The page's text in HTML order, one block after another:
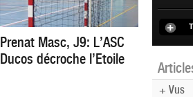
Prenat Masc, J9: L’ASC
Ducos décroche l’Etoile
+ Vus